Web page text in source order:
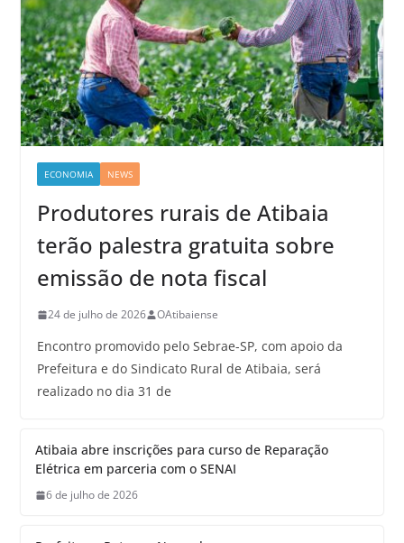
ECONOMIA NEWS
Produtores rurais de Atibaia
terão palestra gratuita sobre
emissão de nota fiscal
24 de julho de 2026 OAtibaiense
Encontro promovido pelo Sebrae-SP, com apoio da
Prefeitura e do Sindicato Rural de Atibaia, será
realizado no dia 31 de
Atibaia abre inscrições para curso de Reparação
Elétrica em parceria com o SENAI
6 de julho de 2026